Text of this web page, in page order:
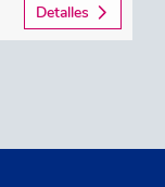
Detalles